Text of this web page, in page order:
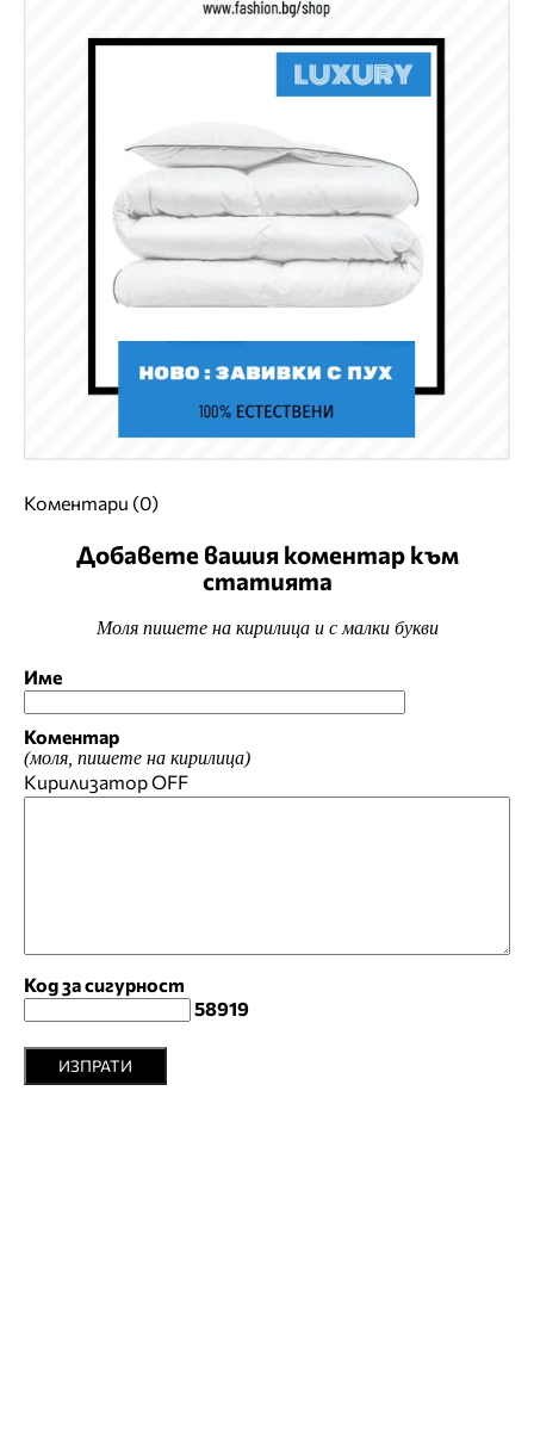
Коментари (0)
Добавете вашия коментар към
статията
Моля пишете на кирилица и с малки букви
Име
Коментар
(моля, пишете на кирилица)
КирилизаторOFF
Код за сигурност
58919
ИЗПРАТИ